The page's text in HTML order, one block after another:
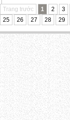
Trang trước 1 2 3
25
26 27 28 29